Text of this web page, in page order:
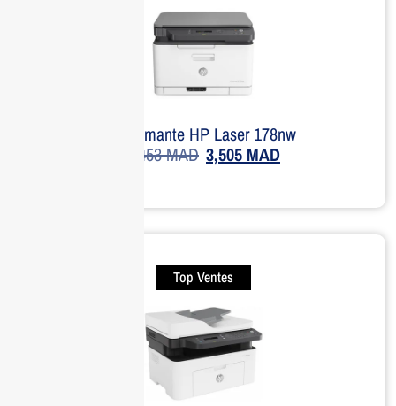
Imprimante HP Laser 178nw
4,453MAD 3,505 MAD
Top Ventes